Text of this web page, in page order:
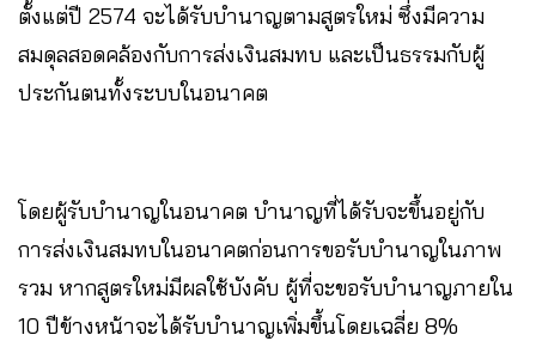
ตั้งแต่ปี 2574 จะได้รับบำนาญตามสูตรใหม่ ซึ่งมีความ
สมดุลสอดคล้องกับการส่งเงินสมทบ และเป็นธรรมกับผู้
ประกันตนทั้งระบบในอนาคต
โดยผู้รับบำนาญในอนาคต บำนาญที่ได้รับจะขึ้นอยู่กับ
การส่งเงินสมทบในอนาคตก่อนการขอรับบำนาญในภาพ
รวม หากสูตรใหม่มีผลใช้บังคับ ผู้ที่จะขอรับบำนาญภายใน
10 ปีข้างหน้าจะได้รับบำนาญเพิ่มขึ้นโดยเฉลี่ย 8%